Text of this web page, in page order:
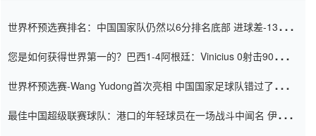
世界杯预选赛排名：中国国家队仍然以6分排名底部 进球差-13令人
您是如何获得世界第一的？巴西1-4阿根廷：Vinicius 0射击90分钟
世界杯预选赛-Wang Yudong首次亮相 中国国家足球队错过了世界
最佳中国超级联赛球队：港口的年轻球员在一场战斗中闻名 伊万放